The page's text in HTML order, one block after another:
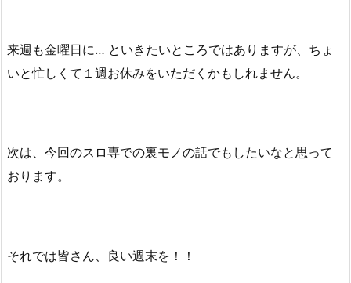
来週も金曜日に… といきたいところではありますが、ちょ
いと忙しくて１週お休みをいただくかもしれません。
次は、今回のスロ専での裏モノの話でもしたいなと思って
おります。
それでは皆さん、良い週末を！！